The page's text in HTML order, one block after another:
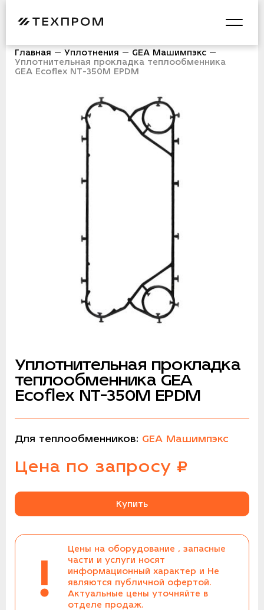
Главная Уплотнения
GEA Машимпэкс
Уплотнительная прокладка теплообменника
GEA Ecoflex NT-350M EPDM
Уплотнительная прокладка
теплообменника GEA
Ecoflex NT-350M EPDM
Для теплообменников: GEA Машимпэкс
Цена по запросу ₽
Купить
!
Цены на оборудование , запасные
части и услуги носят
информационный характер и Не
являются публичной офертой.
Актуальные цены уточняйте в
отделе продаж.